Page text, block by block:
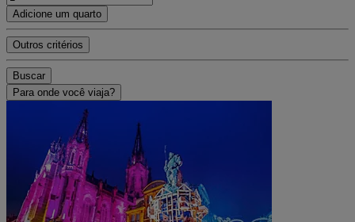
Adicione um quarto
Outros critérios
Buscar
Para onde você viaja?